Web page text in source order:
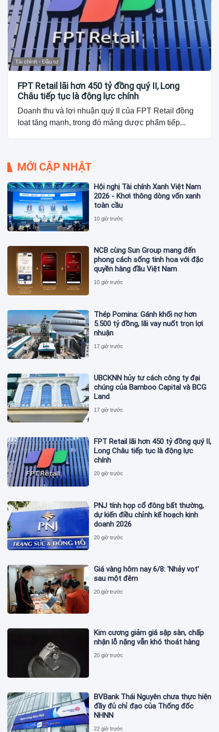
Tài chính - Đầu tư
FPT Retail lãi hơn 450 tỷ đồng quý II, Long
Châu tiếp tục là động lực chính
Doanh thu và lợi nhuận quý II của FPT Retail đồng
loạt tăng mạnh, trong đó mảng dược phẩm tiếp...
MỚI CẬP NHẬT
Hội nghị Tài chính Xanh Việt Nam
2026 - Khơi thông dòng vốn xanh
toàn cầu
10 giờ trước
NCB cùng Sun Group mang đến
phong cách sống tinh hoa với đặc
quyền hàng đầu Việt Nam
10 giờ trước
Thép Pomina: Gánh khối nợ hơn
5.500 tỷ đồng, lãi vay nuốt trọn lợi
nhuận
17 giờ trước
UBCKNN hủy tư cách công ty đại
chúng của Bamboo Capital và BCG
Land
17 giờ trước
FPT Retail lãi hơn 450 tỷ đồng quý II,
Long Châu tiếp tục là động lực
chính
20 giờ trước
PNJ tính họp cổ đông bất thường,
dự kiến điều chỉnh kế hoạch kinh
doanh 2026
20 giờ trước
Giá vàng hôm nay 6/8: 'Nhảy vọt'
sau một đêm
20 giờ trước
Kim cương giảm giá sập sàn, chấp
nhận lỗ nặng vẫn khó thoát hàng
20 giờ trước
BVBank Thái Nguyên chưa thực hiện
đầy đủ chỉ đạo của Thống đốc
NHNN
22 giờ trước